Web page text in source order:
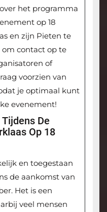
het programma
op 18
en zijn Pieten te
om contact op te
of
voorzien van
je optimaal kunt
evenement!
Tijdens De
Op 18
en toegestaan
de aankomst van
Het is een
veel mensen